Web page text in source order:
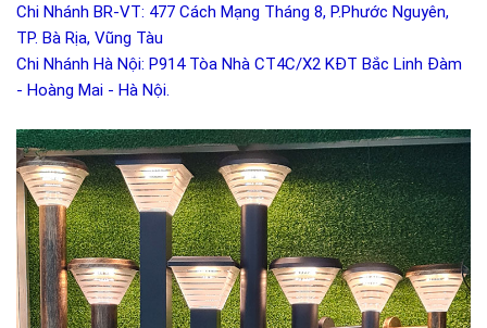
Chi Nhánh BR-VT: 477 Cách Mạng Tháng 8, P.Phước Nguyên,
TP. Bà Rịa, Vũng Tàu
Chi Nhánh Hà Nội: P914 Tòa Nhà CT4C/X2 KĐT Bắc Linh Đàm
- Hoàng Mai - Hà Nội.